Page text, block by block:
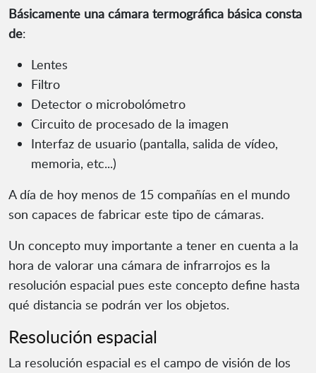
Básicamente una cámara termográfica básica consta
de:
Lentes
Filtro
Detector o microbolómetro
Circuito de procesado de la imagen
Interfaz de usuario (pantalla, salida de vídeo,
memoria, etc...)
A día de hoy menos de 15 compañías en el mundo
son capaces de fabricar este tipo de cámaras.
Un concepto muy importante a tener en cuenta a la
hora de valorar una cámara de infrarrojos es la
resolución espacial pues este concepto define hasta
qué distancia se podrán ver los objetos.
Resolución espacial
La resolución espacial es el campo de visión de los